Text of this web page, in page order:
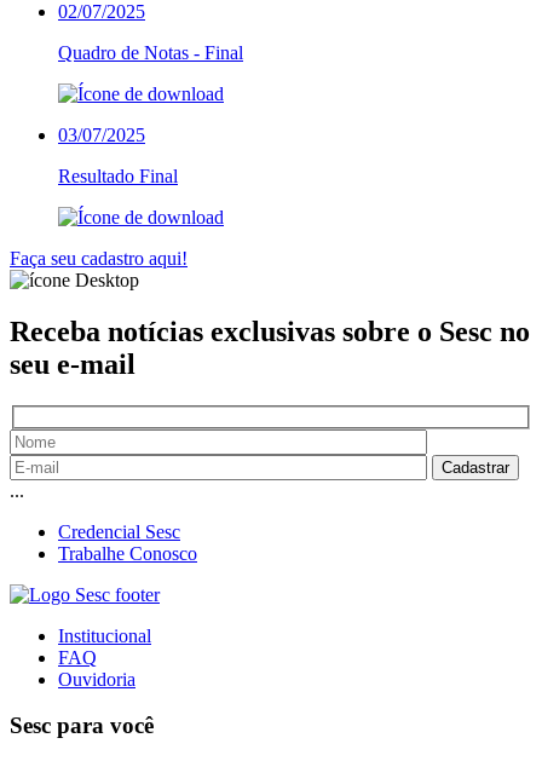
02/07/2025
Quadro de Notas - Final
03/07/2025
Resultado Final
Faça seu cadastro aqui!
Receba notícias exclusivas sobre o Sesc no
seu e-mail
...
Credencial Sesc
Trabalhe Conosco
Institucional
FAQ
Ouvidoria
Sesc para você